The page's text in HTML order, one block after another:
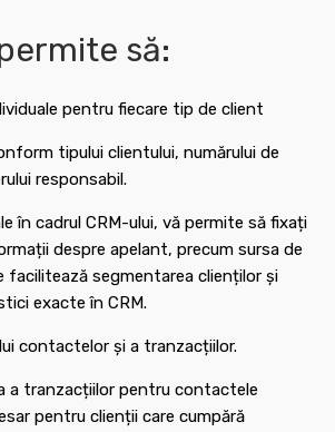
să:
pentru fiecare tip de client
tipului clientului, numărului de
responsabil.
în cadrul CRM-ului, vă permite să fixați
despre apelant, precum sursa de
segmentarea clienților și
exacte în CRM.
contactelor și a tranzacțiilor.
a tranzacțiilor pentru contactele
pentru clienții care cumpără